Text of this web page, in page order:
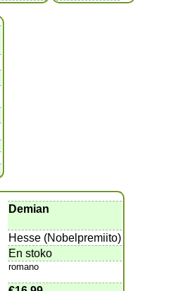
Demian
Hesse (Nobelpremiito)
En stoko
romano